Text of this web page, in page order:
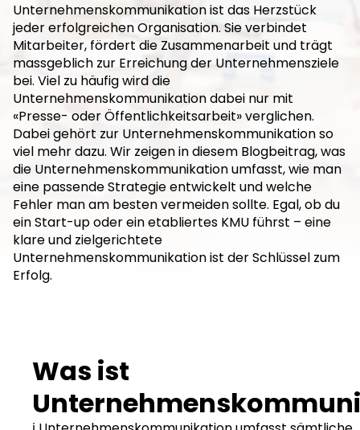
Unternehmenskommunikation ist das Herzstück
jeder erfolgreichen Organisation. Sie verbindet
Mitarbeiter, fördert die Zusammenarbeit und trägt
massgeblich zur Erreichung der Unternehmensziele
bei. Viel zu häufig wird die
Unternehmenskommunikation dabei nur mit
«Presse- oder Öffentlichkeitsarbeit» verglichen.
Dabei gehört zur Unternehmenskommunikation so
viel mehr dazu. Wir zeigen in diesem Blogbeitrag, was
die Unternehmenskommunikation umfasst, wie man
eine passende Strategie entwickelt und welche
Fehler man am besten vermeiden sollte. Egal, ob du
ein Start-up oder ein etabliertes KMU führst – eine
klare und zielgerichtete
Unternehmenskommunikation ist der Schlüssel zum
Erfolg.
Was ist